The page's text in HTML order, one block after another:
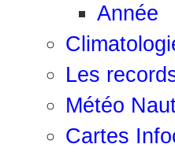
Année
Les
Météo
Cartes